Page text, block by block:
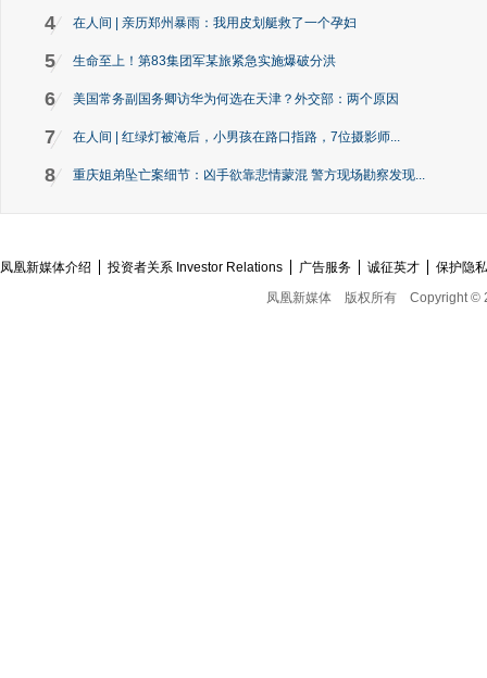
4 在人间 | 亲历郑州暴雨：我用皮划艇救了一个孕妇
5 生命至上！第83集团军某旅紧急实施爆破分洪
6 美国常务副国务卿访华为何选在天津？外交部：两个原因
7 在人间 | 红绿灯被淹后，小男孩在路口指路，7位摄影师...
8 重庆姐弟坠亡案细节：凶手欲靠悲情蒙混 警方现场勘察发现...
凤凰新媒体介绍 投资者关系 Investor Relations 广告服务 诚征英才
保护隐
凤凰新媒体
版权所有 Copyright ©